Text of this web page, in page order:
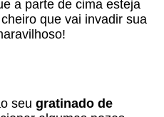
a parte de cima esteja
que vai invadir sua
seu gratinado de